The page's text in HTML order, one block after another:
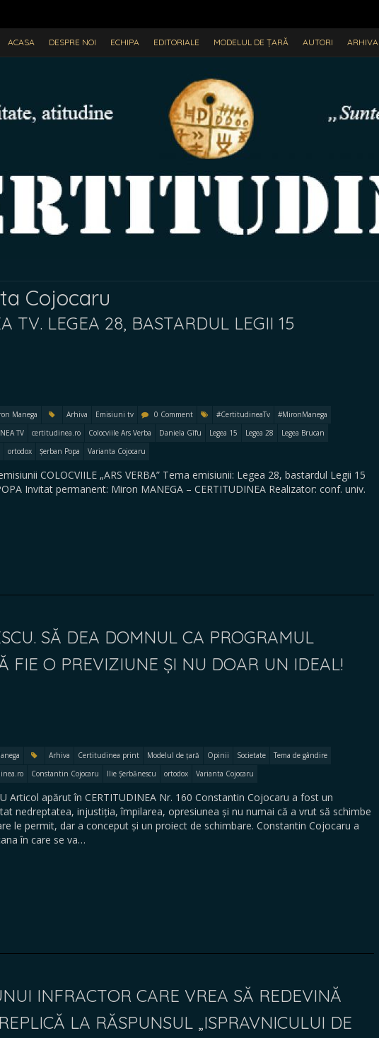
ACASA DESPRE NOI ECHIPA EDITORIALE MODELUL DE ȚARĂ AUTORI ARHIVA
Cojocaru
TV. LEGEA 28, BASTARDUL LEGII 15
Manega Arhiva Emisiuni tv 0 Comment #CertitudineaTv
#MironManega
TV certitudinea.ro Colocviile Ars Verba Daniela Gîfu Legea 15 Legea 28
Legea Brucan
ortodox Șerban Popa Varianta Cojocaru
COLOCVIILE „ARS VERBA” Tema emisiunii: Legea 28, bastardul Legii 15
Invitat permanent: Miron MANEGA – CERTITUDINEA Realizator: conf. univ.
SĂ DEA DOMNUL CA PROGRAMUL
FIE O PREVIZIUNE ȘI NU DOAR UN IDEAL!
Arhiva Certitudinea print Modelul de țară Opinii Societate
Tema de gândire
Constantin Cojocaru Ilie Șerbănescu ortodox Varianta Cojocaru
Articol apărut în CERTITUDINEA Nr. 160 Constantin Cojocaru a fost un
nedreptatea, injustiția, împilarea, opresiunea și nu numai că a vrut să schimbe
le permit, dar a conceput și un proiect de schimbare. Constantin Cojocaru a
în care se va…
INFRACTOR CARE VREA SĂ REDEVINĂ
LA RĂSPUNSUL „ISPRAVNICULUI DE